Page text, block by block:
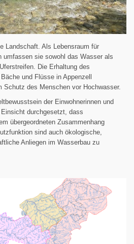
Landschaft. Als Lebensraum für
umfassen sie sowohl das Wasser als
Die Erhaltung des
und Flüsse in Appenzell
Schutz des Menschen vor Hochwasser.
der Einwohnerinnen und
durchgesetzt, dass
übergeordneten Zusammenhang
sind auch ökologische,
Anliegen im Wasserbau zu